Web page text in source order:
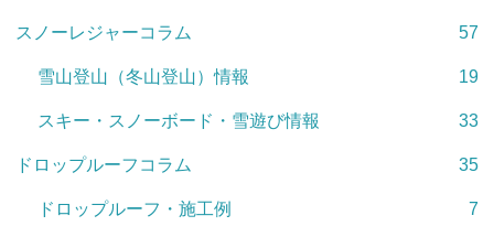
スノーレジャーコラム 57
雪山登山（冬山登山）情報 19
スキー・スノーボード・雪遊び情報 33
ドロップルーフコラム 35
ドロップルーフ・施工例 7